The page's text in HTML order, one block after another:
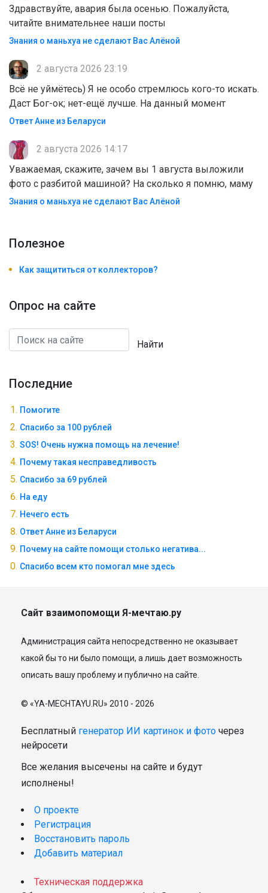
Здравствуйте, авария была осенью. Пожалуйста,
читайте внимательнее наши посты
Знания о маньхуа не сделают Вас Алëной
2 августа 2026 23:19
Всё не уймётесь) Я не особо стремлюсь кого-то искать.
Даст Бог-ок; нет-ещё лучше. На данный момент
Ответ Анне из Беларуси
2 августа 2026 14:17
Уважаемая, скажите, зачем вы 1 августа выложили
фото с разбитой машиной? На сколько я помню, маму
Знания о маньхуа не сделают Вас Алëной
Полезноe
Как защититься от коллекторов?
Опрос на сайте
Найти
Последние
Помогите
Спасибо за 100 рублей
SOS! Очень нужна помощь на лечение!
Почему такая несправедливость
Спасибо за 69 рублей
На еду
Нечего есть
Ответ Анне из Беларуси
Почему на сайте помощи столько негатива...
Спасибо всем кто помогал мне здесь
Сайт взаимопомощи Я-мечтаю.ру
Администрация сайта непосредственно не оказывает
какой бы то ни было помощи, а лишь дает возможность
описать вашу проблему и публично на сайте.
© «YA-MECHTAYU.RU» 2010 - 2026
Бесплатный генератор ИИ картинок и фото через
нейросети
Все желания высечены на сайте и будут
исполнены!
О проекте
Регистрация
Восстановить пароль
Добавить материал
Техническая поддержка